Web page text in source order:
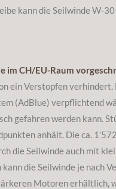
kann die Seilwinde W-
CH/EU-Raum
Verstopfen
(AdBlue) verpflichtend
gefahren werden kann.
anhält. Die ca.
die Seilwinde auch mit
die Seilwinde je nach
Motoren erhältlich,